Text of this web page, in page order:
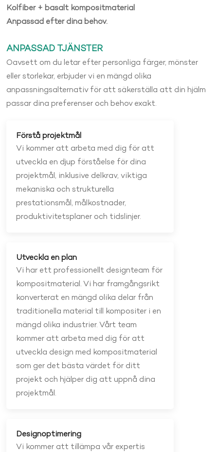
Kolfiber + basalt kompositmaterial
Anpassad efter dina behov.
ANPASSAD TJÄNSTER
Oavsett om du letar efter personliga färger, mönster
eller storlekar, erbjuder vi en mängd olika
anpassningsalternativ för att säkerställa att din hjälm
passar dina preferenser och behov exakt.
Förstå projektmål
Vi kommer att arbeta med dig för att
utveckla en djup förståelse för dina
projektmål, inklusive delkrav, viktiga
mekaniska och strukturella
prestationsmål, målkostnader,
produktivitetsplaner och tidslinjer.
Utveckla en plan
Vi har ett professionellt designteam för
kompositmaterial. Vi har framgångsrikt
konverterat en mängd olika delar från
traditionella material till kompositer i en
mängd olika industrier. Vårt team
kommer att arbeta med dig för att
utveckla design med kompositmaterial
som ger det bästa värdet för ditt
projekt och hjälper dig att uppnå dina
projektmål.
Designoptimering
Vi kommer att tillämpa vår expertis